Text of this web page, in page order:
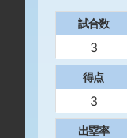
試合数
3
得点
3
出塁率